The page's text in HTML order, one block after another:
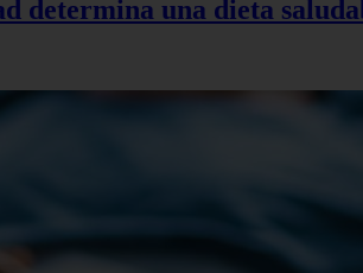
determina una dieta